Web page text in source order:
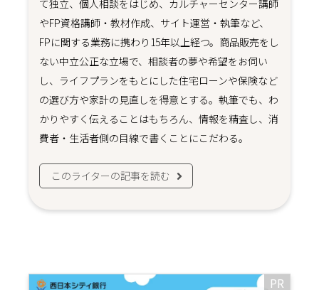
て独立、個人相談をはじめ、カルチャーセンター講師
やFP資格講師・教材作成、サイト運営・執筆など、
FPに関する業務に携わり15年以上経つ。商品販売をし
ない中立公正な立場で、相談者の夢や希望をお伺い
し、ライフプランをもとにした住宅ローンや保険など
の選び方や家計の見直しを得意とする。執筆でも、わ
かりやすく伝えることはもちろん、情報を精査し、消
費者・生活者側の目線で書くことにこだわる。
このライターの記事を読む
PR